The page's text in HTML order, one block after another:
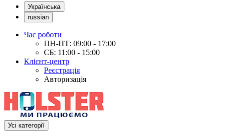
Українська
russian
Час роботи
ПН-ПТ: 09:00 - 17:00
СБ: 11:00 - 15:00
Клієнт-центр
Реєстрація
Авторизація
Усі категорії